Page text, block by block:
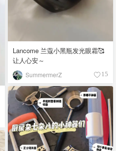
Lancome 兰蔻小黑瓶发光眼霜🥰
让人心安～
SummermerZ 15